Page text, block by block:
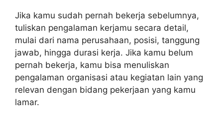
Jika kamu sudah pernah bekerja sebelumnya,
tuliskan pengalaman kerjamu secara detail,
mulai dari nama perusahaan, posisi, tanggung
jawab, hingga durasi kerja. Jika kamu belum
pernah bekerja, kamu bisa menuliskan
pengalaman organisasi atau kegiatan lain yang
relevan dengan bidang pekerjaan yang kamu
lamar.